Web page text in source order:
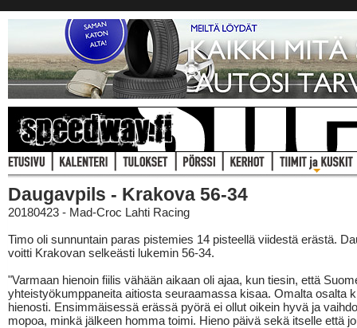
Daugavpils - Krakova 56-34
20180423 - Mad-Croc Lahti Racing
Timo oli sunnuntain paras pistemies 14 pisteellä viidestä erästä.
voitti Krakovan selkeästi lukemin 56-34.
"Varmaan hienoin fiilis vähään aikaan oli ajaa, kun tiesin, että
yhteistyökumppaneita aitiosta seuraamassa kisaa. Omalta osalta
hienosti. Ensimmäisessä erässä pyörä ei ollut oikein hyvä ja
mopoa, minkä jälkeen homma toimi. Hieno päivä sekä itselle että